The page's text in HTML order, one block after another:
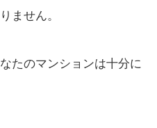
ません。
たのマンションは十分に